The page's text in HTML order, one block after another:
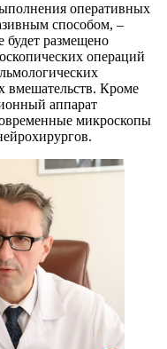
оперативных
способом, –
размещено
операций
вмешательств. Кроме
аппарат
микроскопы